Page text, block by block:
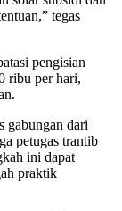
tegas
pengisian
ribu per hari,
gabungan dari
petugas trantib
ini dapat
praktik